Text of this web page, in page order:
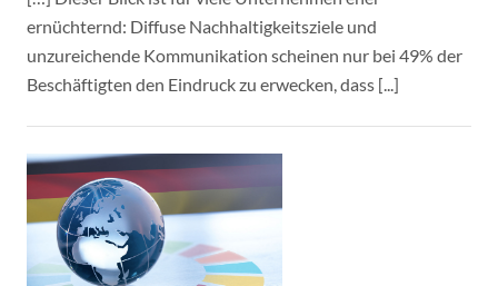
ernüchternd: Diffuse Nachhaltigkeitsziele und
unzureichende Kommunikation scheinen nur bei 49% der
Beschäftigten den Eindruck zu erwecken, dass [...]